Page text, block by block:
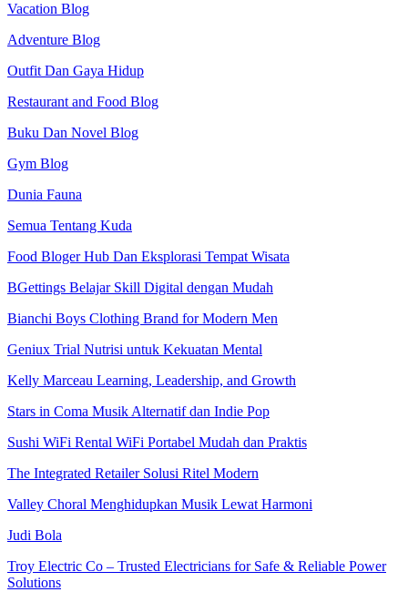
Vacation Blog
Adventure Blog
Outfit Dan Gaya Hidup
Restaurant and Food Blog
Buku Dan Novel Blog
Gym Blog
Dunia Fauna
Semua Tentang Kuda
Food Bloger Hub Dan Eksplorasi Tempat Wisata
BGettings Belajar Skill Digital dengan Mudah
Bianchi Boys Clothing Brand for Modern Men
Geniux Trial Nutrisi untuk Kekuatan Mental
Kelly Marceau Learning, Leadership, and Growth
Stars in Coma Musik Alternatif dan Indie Pop
Sushi WiFi Rental WiFi Portabel Mudah dan Praktis
The Integrated Retailer Solusi Ritel Modern
Valley Choral Menghidupkan Musik Lewat Harmoni
Judi Bola
Troy Electric Co – Trusted Electricians for Safe & Reliable Power
Solutions